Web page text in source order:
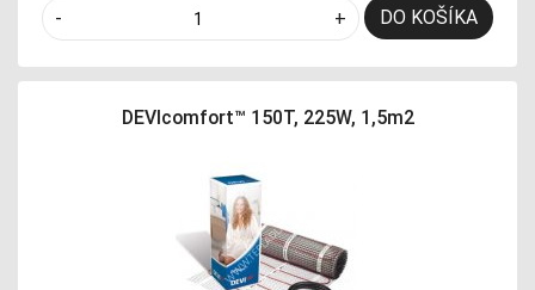
- + DO KOŠÍKA
DEVIcomfort™ 150T, 225W, 1,5m2